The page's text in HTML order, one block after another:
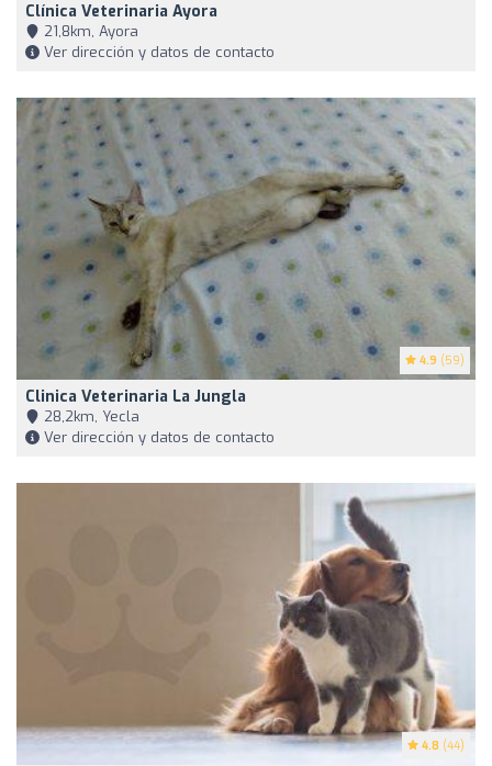
Clínica Veterinaria Ayora
21,8km, Ayora
Ver dirección y datos de contacto
4.9 (59)
Clinica Veterinaria La Jungla
28,2km, Yecla
Ver dirección y datos de contacto
4.8 (44)